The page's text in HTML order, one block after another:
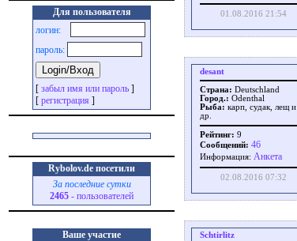
Для пользователя
логин:
пароль:
[ забыл имя или пароль ]
[ регистрация ]
Rybolov.de посетили
За последние сутки
2465 - пользователей
Ваше участие
01.08.2016 21:54
desant
Страна: Deutschland
Город.: Odenthal
Рыба: карп, судак, лещ и
др.
Рейтинг: 9
Сообщений: 46
Информация: Aнкета
02.08.2016 07:32
Schtirlitz